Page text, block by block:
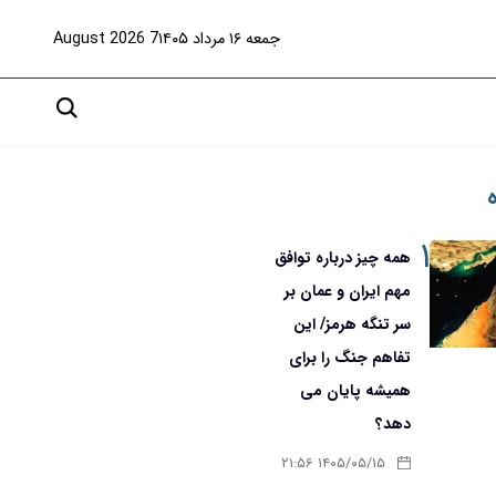
جمعه ۱۶ مرداد ۱۴۰۵ 7 August 2026
۱ همه چیز درباره توافق
مهم ایران و عمان بر
سر تنگه هرمز/ این
تفاهم جنگ را برای
همیشه پایان می
دهد؟
۱۴۰۵/۰۵/۱۵ ۲۱:۵۶